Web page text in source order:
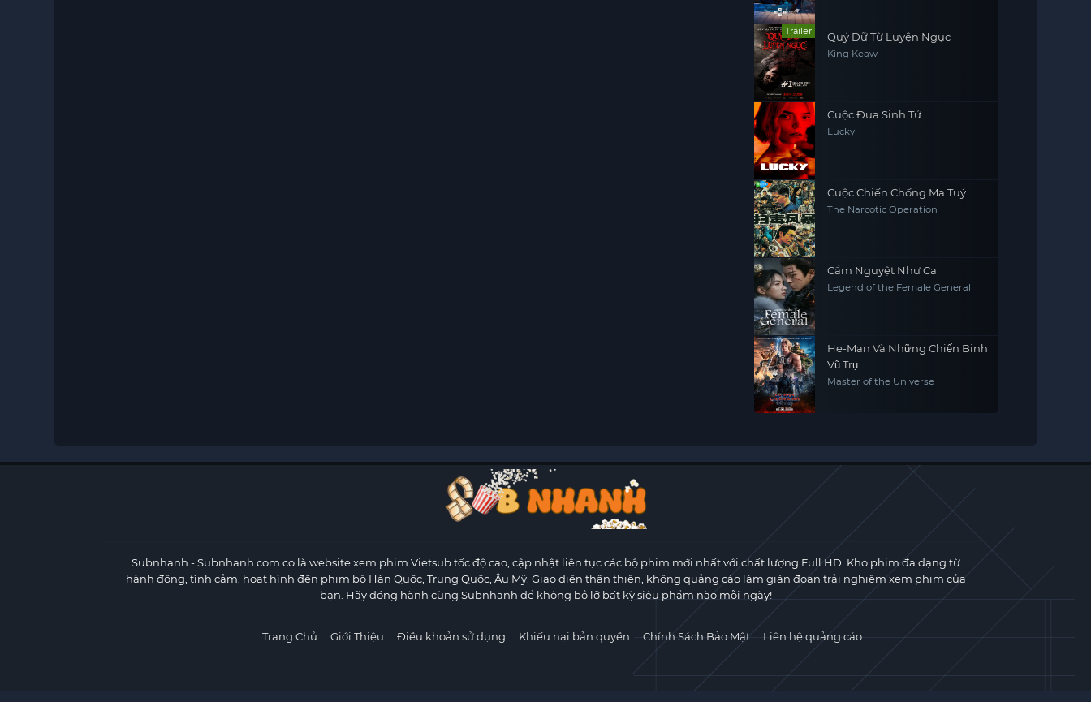
Trailer Quỷ Dữ Từ Luyện Ngục
King Keaw
Cuộc Đua Sinh Tử
Lucky
Cuộc Chiến Chống Ma Tuý
The Narcotic Operation
Cẩm Nguyệt Như Ca
Legend of the Female General
He-Man Và Những Chiến Binh
Vũ Trụ
Master of the Universe
Subnhanh - Subnhanh.com.co là website xem phim Vietsub tốc độ cao, cập nhật liên tục các bộ phim mới nhất với chất lượng Full HD. Kho phim đa dạng từ
hành động, tình cảm, hoạt hình đến phim bộ Hàn Quốc, Trung Quốc, Âu Mỹ. Giao diện thân thiện, không quảng cáo làm gián đoạn trải nghiệm xem phim của
bạn. Hãy đồng hành cùng Subnhanh để không bỏ lỡ bất kỳ siêu phẩm nào mỗi ngày!
Trang Chủ Giới Thiệu Điều khoản sử dụng Khiếu nại bản quyền Chính Sách Bảo Mật Liên hệ quảng cáo